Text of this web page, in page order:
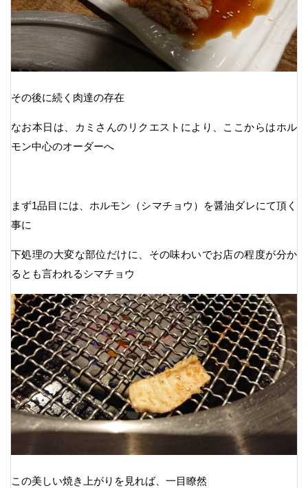
その後に続く肉達の存在
なお本日は、カミさんのリクエストにより、ここからはホル
モン中心のオーダーへ
まず1品目には、ホルモン（シマチョウ）を醤油ダレにて頂く
事に
下処理の大変な部位だけに、その味わいでお店の程度が分か
るとも言われるシマチョウ
この美しい焼き上がりを見れば、一目瞭然